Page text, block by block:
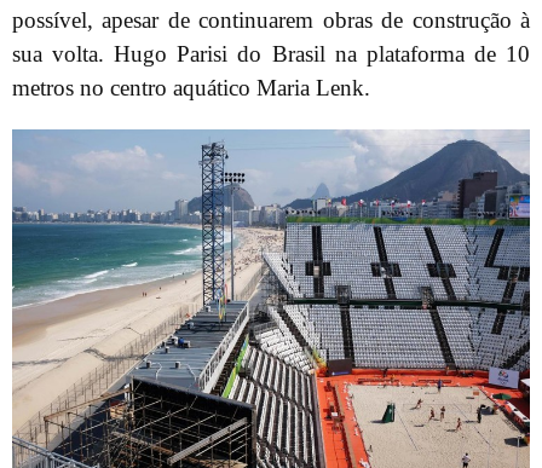
possível, apesar de continuarem obras de construção à
sua volta. Hugo Parisi do Brasil na plataforma de 10
metros no centro aquático Maria Lenk.